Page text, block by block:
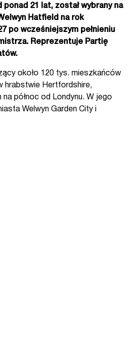
21 lat, został wybrany na
Hatfield na rok
po wcześniejszym pełnieniu
Reprezentuje Partię
około 120 tys. mieszkańców
hrabstwie Hertfordshire,
na północ od Londynu. W jego
Welwyn Garden City i